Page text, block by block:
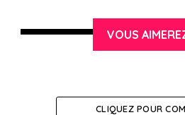
VOUS
CLIQUEZ POUR